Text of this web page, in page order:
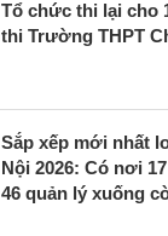
Tổ chức thi lại cho
thi Trường THPT
Sắp xếp mới nhất
Nội 2026: Có nơi
46 quản lý xuống